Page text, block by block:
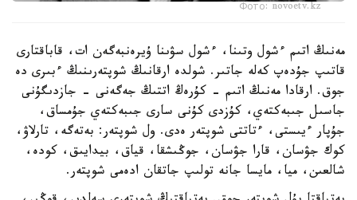
Фото: novoetv.kz
مەنىڭ اتىم ءشول وتىنا، ءشول سۋىنا ۇيرەنبەگەن ات، قاباقتارى
قاتىپ جۇدەپ كەلە جاتىر. شولدە ارقانىڭ شوپتەرىنىڭ ءبىرى دە
جوق. ارقادا مەنىڭ اتىم - كۇرەڭ اتتىڭ جەگەنى - جازدىگۇنى
جاسىل جىبەكتەي، كۇزدى كۇنى سارى جىبەكتەي جۇمساق،
جۇپار ءيىستى، ءتاتتى شوپتەر ەدى. ول شوپتەر: بەتەگە، تارلاۋ،
كوك جۋسان، قارا جۋسان، جوڭىشقا، قياق، بيدايىق، كودە،
شالعىن، ميا، مايسا جانە تولىپ جاتقان ادەمى شوپتەر.